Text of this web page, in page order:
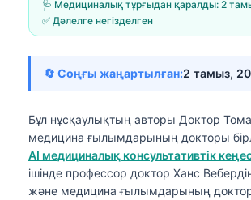
🩺 Медициналық тұрғыдан қаралды: 2
✅ Дәлелге негізделген
🔄 Соңғы жаңартылған:2 тамыз,
Бұл нұсқаулықтың авторы Доктор
медицина ғылымдарының докторы
AI медициналық консультативтік
ішінде профессор доктор Ханс
және медицина ғылымдарының